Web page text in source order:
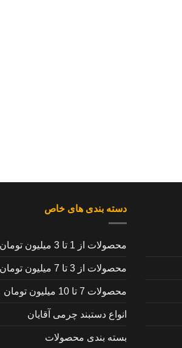
دسته بندی های خاص
محصولات از 1 تا 3 میلیون تومان
محصولات از 3 تا 7 میلیون تومان
محصولات 7 تا 10 میلیون تومان
انواع دستبند چرمی آقایان
بسته بندی محصولات